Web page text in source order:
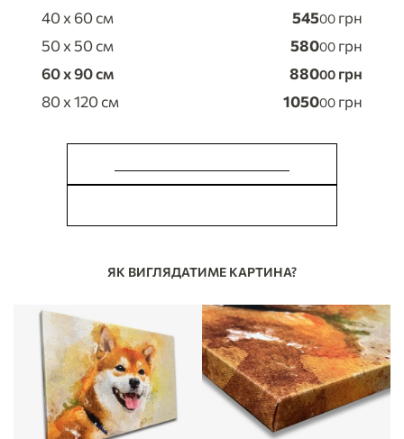
40 x 60 см
54500 грн
50 x 50 см
58000 грн
60 x 90 см
88000 грн
80 x 120 см
105000 грн
ЯК ВИГЛЯДАТИМЕ КАРТИНА?